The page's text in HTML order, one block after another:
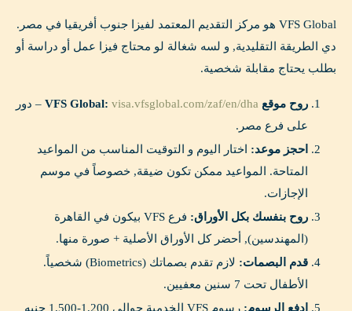
VFS Global هو مركز التقديم المعتمد لفيزا جنوب أفريقيا في مصر.
دي الطريقة التقليدية, و لسه شغالة لو محتاج فيزا عمل أو دراسة أو
بطلب يحتاج مقابلة شخصية.
روح موقع VFS Global: visa.vfsglobal.com/zaf/en/dha
– دور
على فرع مصر.
احجز موعد: اختار اليوم و التوقيت المناسب من المواعيد
المتاحة. المواعيد ممكن تكون ضيقة, خصوصاً في موسم
الإجازات.
روح بنفسك بكل الأوراق:
فرع VFS بيكون في القاهرة
(المهندسين), أحضر كل الأوراق الأصلية + صورة منها.
قدم البصمات:
لازم تقدم بصماتك (Biometrics) شخصياً.
الأطفال تحت 7 سنين معفيين.
ادفع الرسوم:
رسوم VFS الخدمية حوالي 1,200-1,500 جنيه